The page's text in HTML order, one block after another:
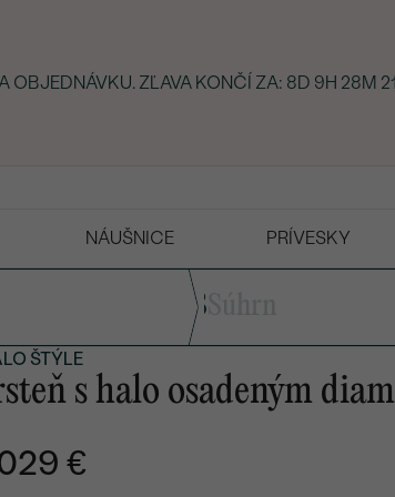
OBJEDNÁVKU. ZĽAVA KONČÍ ZA: 8D 9H 28M
NÁUŠNICE PRÍVESKY
3
ŠTÝLE
s halo osadeným
€